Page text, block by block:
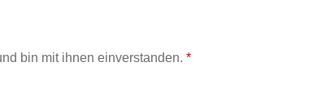
bin mit ihnen einverstanden. *